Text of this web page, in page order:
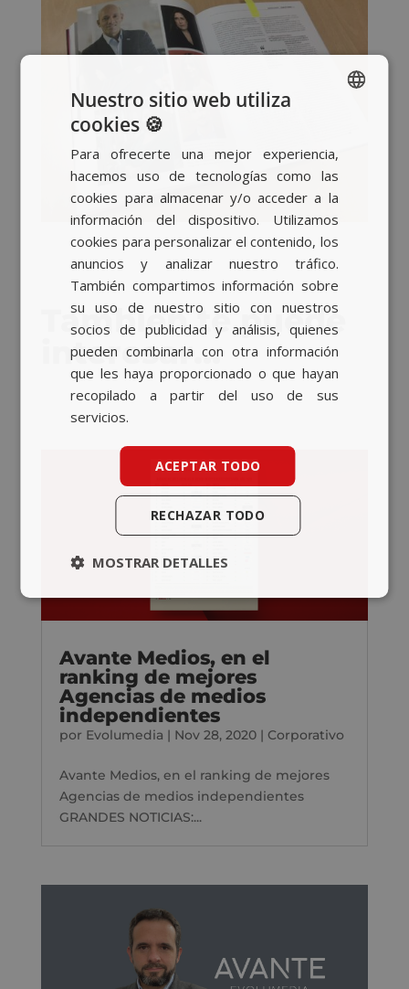
También te puede
interesar…
Avante Medios, en el
ranking de mejores
Agencias de medios
independientes
por Evolumedia | Nov 28, 2020| Corporativo
Avante Medios, en el ranking de mejores
Agencias de medios independientes
GRANDES NOTICIAS:...
BASQUE
ENGLISH
Nuestro sitio web utiliza
cookies 🍪
Para ofrecerte una mejor experiencia,
hacemos uso de tecnologías como las
cookies para almacenar y/o acceder a la
información del dispositivo. Utilizamos
cookies para personalizar el contenido, los
anuncios y analizar nuestro tráfico.
También compartimos información sobre
su uso de nuestro sitio con nuestros
socios de publicidad y análisis, quienes
pueden combinarla con otra información
que les haya proporcionado o que hayan
recopilado a partir del uso de sus
servicios.
ACEPTAR TODO
RECHAZAR TODO
MOSTRAR DETALLES